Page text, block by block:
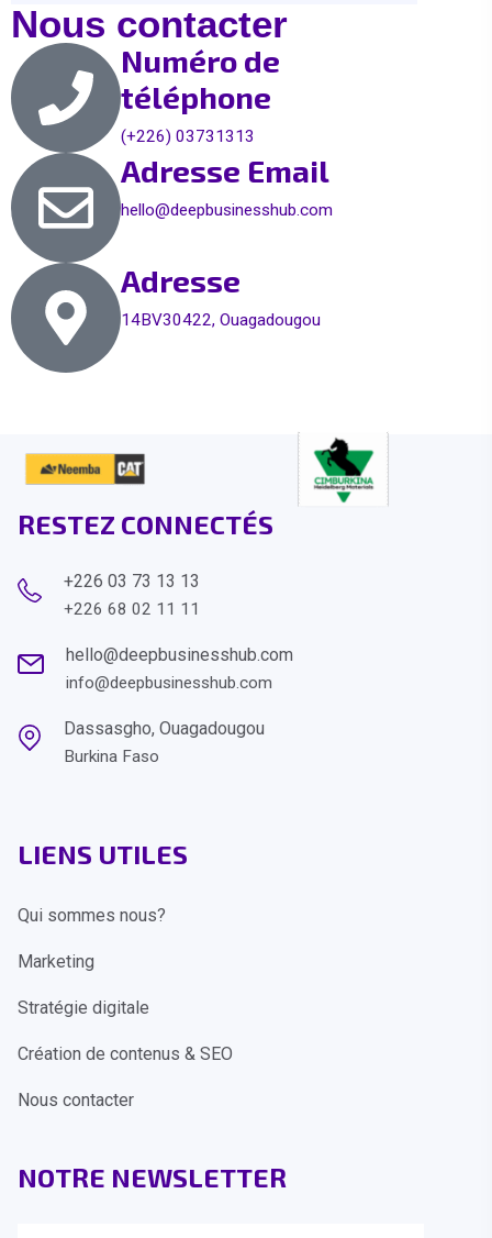
Nous contacter
Numéro de
téléphone
(+226) 03731313
Adresse Email
hello@deepbusinesshub.com
Adresse
14BV30422, Ouagadougou
RESTEZ CONNECTÉS
+226 03 73 13 13
+226 68 02 11 11
hello@deepbusinesshub.com
info@deepbusinesshub.com
Dassasgho, Ouagadougou
Burkina Faso
LIENS UTILES
Qui sommes nous?
Marketing
Stratégie digitale
Création de contenus & SEO
Nous contacter
NOTRE NEWSLETTER